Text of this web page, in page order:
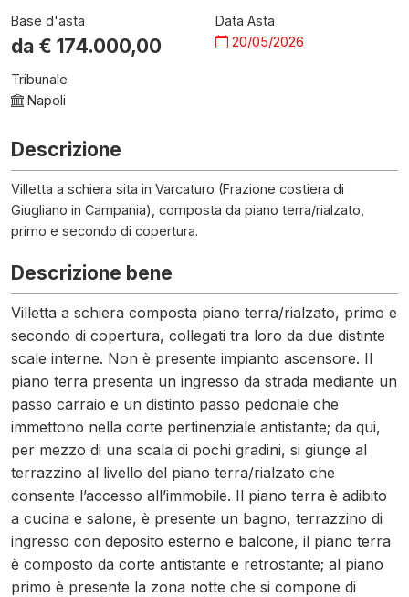
Base d'asta
da € 174.000,00
Data Asta
20/05/2026
Tribunale
Napoli
Descrizione
Villetta a schiera sita in Varcaturo (Frazione costiera di
Giugliano in Campania), composta da piano terra/rialzato,
primo e secondo di copertura.
Descrizione bene
Villetta a schiera composta piano terra/rialzato, primo e
secondo di copertura, collegati tra loro da due distinte
scale interne. Non è presente impianto ascensore. Il
piano terra presenta un ingresso da strada mediante un
passo carraio e un distinto passo pedonale che
immettono nella corte pertinenziale antistante; da qui,
per mezzo di una scala di pochi gradini, si giunge al
terrazzino al livello del piano terra/rialzato che
consente l’accesso all’immobile. Il piano terra è adibito
a cucina e salone, è presente un bagno, terrazzino di
ingresso con deposito esterno e balcone, il piano terra
è composto da corte antistante e retrostante; al piano
primo è presente la zona notte che si compone di